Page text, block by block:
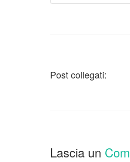
Post collegati:
Lascia un